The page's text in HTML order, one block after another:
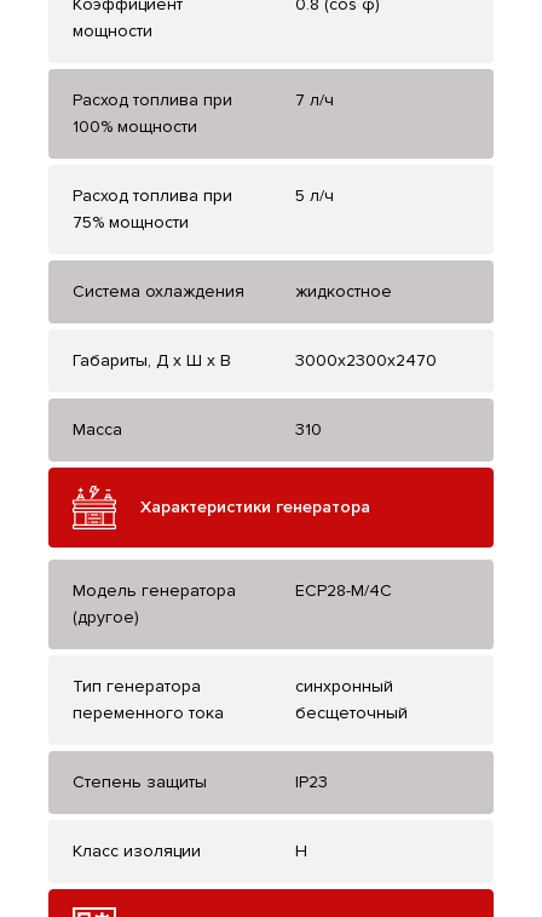
Коэффициент
мощности
0.8 (cos φ)
Расход топлива при
100% мощности
7 л/ч
Расход топлива при
75% мощности
5 л/ч
Система охлаждения жидкостное
Габариты, Д x Ш x В 3000x2300x2470
Масса 310
Характеристики генератора
Модель генератора
(другое)
ECP28-M/4C
Тип генератора
переменного тока
синхронный
бесщеточный
Степень защиты IP23
Класс изоляции H